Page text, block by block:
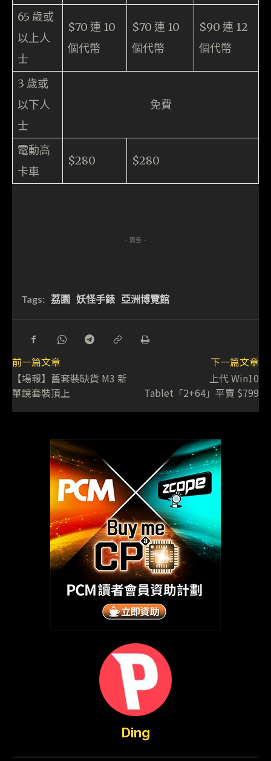
65 歲或
以上人
士
$70 連 10
個代幣
$70 連 10
個代幣
$90 連 12
個代幣
3 歲或
以下人
士
免費
電動高
卡車
$280 $280
- 廣告 -
Tags: 荔園 妖怪手錶 亞洲博覽館
前一篇文章
【場報】舊套裝缺貨 M3 新
單鏡套裝頂上
下一篇文章
上代 Win10
Tablet「2+64」平賣 $799
Ding